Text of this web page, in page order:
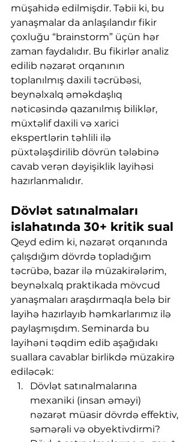
müşahidə edilmişdir. Təbii ki, bu
yanaşmalar da anlaşılandır fikir
çoxluğu “brainstorm” üçün hər
zaman faydalıdır. Bu fikirlər analiz
edilib nəzarət orqanının
toplanılmış daxili təcrübəsi,
beynəlxalq əməkdaşlıq
nəticəsində qazanılmış biliklər,
müxtəlif daxili və xarici
ekspertlərin təhlili ilə
püxtələşdirilib dövrün tələbinə
cavab verən dəyişiklik layihəsi
hazırlanmalıdır.
Dövlət satınalmaları
islahatında 30+ kritik sual
Qeyd edim ki, nəzarət orqanında
çalışdığım dövrdə topladığım
təcrübə, bazar ilə müzakirələrim,
beynəlxalq praktikada mövcud
yanaşmaları araşdırmaqla belə bir
layihə hazırlayıb həmkarlarımız ilə
paylaşmışdım. Seminarda bu
layihəni təqdim edib aşağıdakı
suallara cavablar birlikdə müzakirə
ediləcək:
Dövlət satınalmalarına
mexaniki (insan əməyi)
nəzarət müasir dövrdə effektiv,
səmərəli və obyektivdirmi?